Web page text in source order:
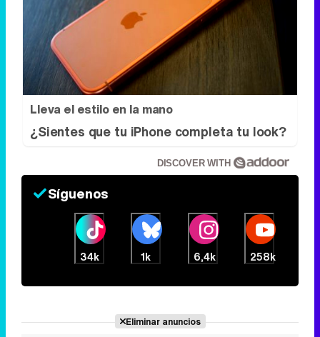
Lleva el estilo en la mano
¿Sientes que tu iPhone completa tu look?
DISCOVER WITH
Síguenos
6,4k 258k
Eliminar anuncios